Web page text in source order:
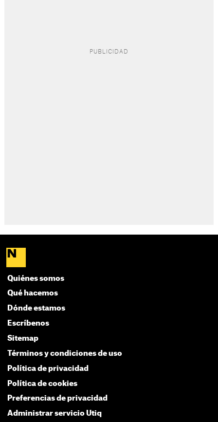
Quiénes somos
Qué hacemos
Dónde estamos
Escríbenos
Sitemap
Términos y condiciones de uso
Política de privacidad
Política de cookies
Preferencias de privacidad
Administrar servicio Utiq